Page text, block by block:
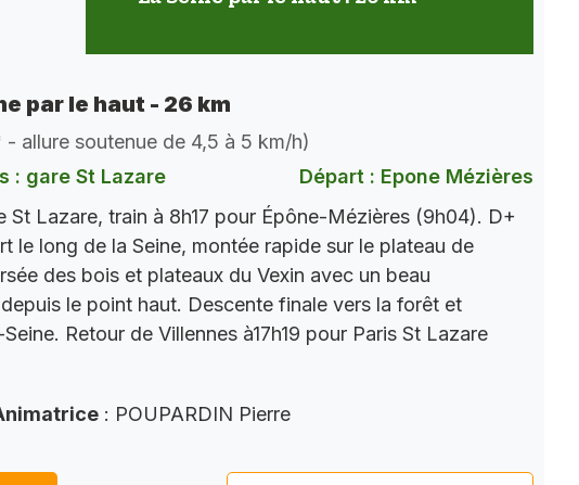
par le haut - 26 km
allure soutenue de 4,5 à 5 km/h)
: gare St Lazare
Départ : Epone Mézières
St Lazare, train à 8h17 pour Épône-Mézières (9h04). D+
le long de la Seine, montée rapide sur le plateau de
des bois et plateaux du Vexin avec un beau
le point haut. Descente finale vers la forêt et
Retour de Villennes à17h19 pour Paris St Lazare
: POUPARDIN Pierre